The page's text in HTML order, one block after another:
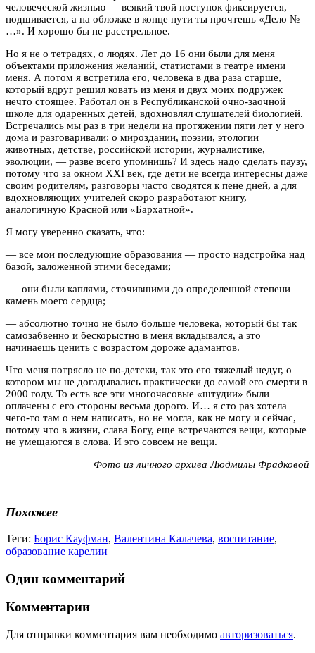
человеческой жизнью — всякий твой поступок фиксируется,
подшивается, а на обложке в конце пути ты прочтешь «Дело №
…». И хорошо бы не расстрельное.
Но я не о тетрадях, о людях. Лет до 16 они были для меня
объектами приложения желаний, статистами в театре имени
меня. А потом я встретила его, человека в два раза старше,
который вдруг решил ковать из меня и двух моих подружек
нечто стоящее. Работал он в Республиканской очно-заочной
школе для одаренных детей, вдохновлял слушателей биологией.
Встречались мы раз в три недели на протяжении пяти лет у него
дома и разговаривали: о мироздании, поэзии, этологии
животных, детстве, российской истории, журналистике,
эволюции, — разве всего упомнишь? И здесь надо сделать паузу,
потому что за окном XXI век, где дети не всегда интересны даже
своим родителям, разговоры часто сводятся к пене дней, а для
вдохновляющих учителей скоро разработают книгу,
аналогичную Красной или «Бархатной».
Я могу уверенно сказать, что:
— все мои последующие образования — просто надстройка над
базой, заложенной этими беседами;
— они были каплями, сточившими до определенной степени
камень моего сердца;
— абсолютно точно не было больше человека, который бы так
самозабвенно и бескорыстно в меня вкладывался, а это
начинаешь ценить с возрастом дороже адамантов.
Что меня потрясло не по-детски, так это его тяжелый недуг, о
котором мы не догадывались практически до самой его смерти в
2000 году. То есть все эти многочасовые «штудии» были
оплачены с его стороны весьма дорого. И… я сто раз хотела
чего-то там о нем написать, но не могла, как не могу и сейчас,
потому что в жизни, слава Богу, еще встречаются вещи, которые
не умещаются в слова. И это совсем не вещи.
Фото из личного архива Людмилы Фрадковой
Похожее
Теги: Борис Кауфман, Валентина Калачева, воспитание,
образование карелии
Один комментарий
Комментарии
Для отправки комментария вам необходимо авторизоваться.